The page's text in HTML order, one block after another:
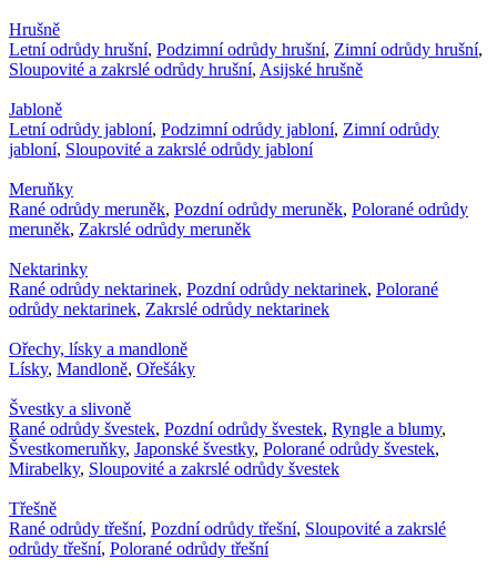
Hrušně
Letní odrůdy hrušní, Podzimní odrůdy hrušní, Zimní odrůdy hrušní,
Sloupovité a zakrslé odrůdy hrušní, Asijské hrušně
Jabloně
Letní odrůdy jabloní, Podzimní odrůdy jabloní, Zimní odrůdy
jabloní, Sloupovité a zakrslé odrůdy jabloní
Meruňky
Rané odrůdy meruněk, Pozdní odrůdy meruněk, Polorané odrůdy
meruněk, Zakrslé odrůdy meruněk
Nektarinky
Rané odrůdy nektarinek, Pozdní odrůdy nektarinek, Polorané
odrůdy nektarinek, Zakrslé odrůdy nektarinek
Ořechy, lísky a mandloně
Lísky, Mandloně, Ořešáky
Švestky a slivoně
Rané odrůdy švestek, Pozdní odrůdy švestek, Ryngle a blumy,
Švestkomeruňky, Japonské švestky, Polorané odrůdy švestek,
Mirabelky, Sloupovité a zakrslé odrůdy švestek
Třešně
Rané odrůdy třešní, Pozdní odrůdy třešní, Sloupovité a zakrslé
odrůdy třešní, Polorané odrůdy třešní